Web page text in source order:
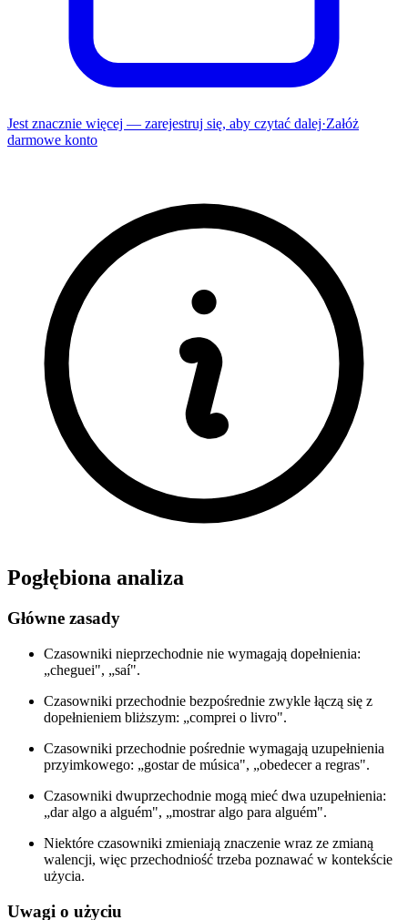
Jest znacznie więcej — zarejestruj się, aby czytać dalej·Załóż
darmowe konto
Pogłębiona analiza
Główne zasady
Czasowniki nieprzechodnie nie wymagają dopełnienia:
„cheguei", „saí".
Czasowniki przechodnie bezpośrednie zwykle łączą się z
dopełnieniem bliższym: „comprei o livro".
Czasowniki przechodnie pośrednie wymagają uzupełnienia
przyimkowego: „gostar de música", „obedecer a regras".
Czasowniki dwuprzechodnie mogą mieć dwa uzupełnienia:
„dar algo a alguém", „mostrar algo para alguém".
Niektóre czasowniki zmieniają znaczenie wraz ze zmianą
walencji, więc przechodniość trzeba poznawać w kontekście
użycia.
Uwagi o użyciu